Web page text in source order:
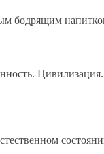
бодрящим